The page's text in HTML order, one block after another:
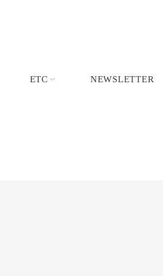
ETC NEWSLETTER